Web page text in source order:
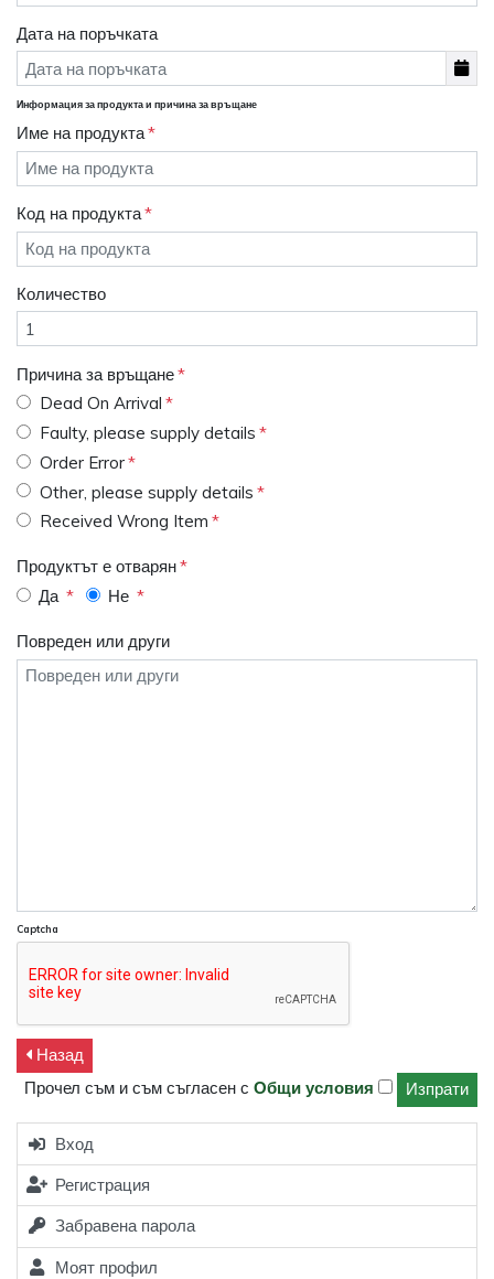
Дата на поръчката
Информация за продукта и причина за връщане
Име на продукта
Код на продукта
Количество
Причина за връщане
Dead On Arrival
Faulty, please supply details
Order Error
Other, please supply details
Received Wrong Item
Продуктът е отварян
Да
Не
Повреден или други
Captcha
Назад
Прочел съм и съм съгласен с Общи условия
Вход
Регистрация
Забравена парола
Моят профил